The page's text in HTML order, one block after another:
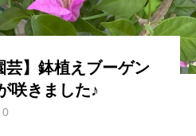
芸】鉢植えブーゲン
咲きました♪
0